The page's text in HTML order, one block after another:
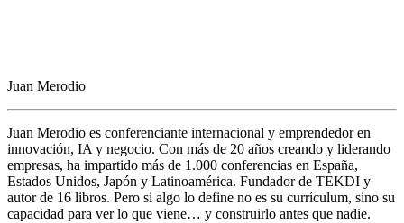
Juan Merodio
Juan Merodio es conferenciante internacional y emprendedor en
innovación, IA y negocio. Con más de 20 años creando y liderando
empresas, ha impartido más de 1.000 conferencias en España,
Estados Unidos, Japón y Latinoamérica. Fundador de TEKDI y
autor de 16 libros. Pero si algo lo define no es su currículum, sino su
capacidad para ver lo que viene… y construirlo antes que nadie.